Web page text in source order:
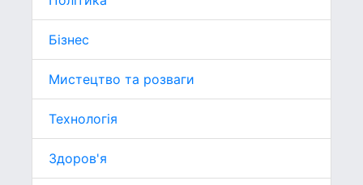
Бізнес
Мистецтво та розваги
Технологія
Здоров'я